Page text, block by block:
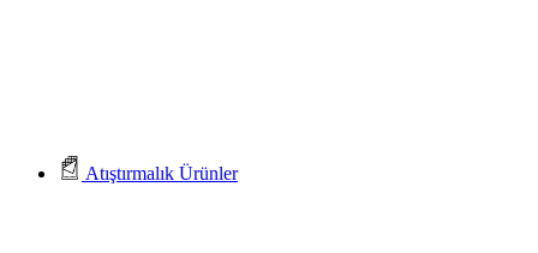
Atıştırmalık Ürünler